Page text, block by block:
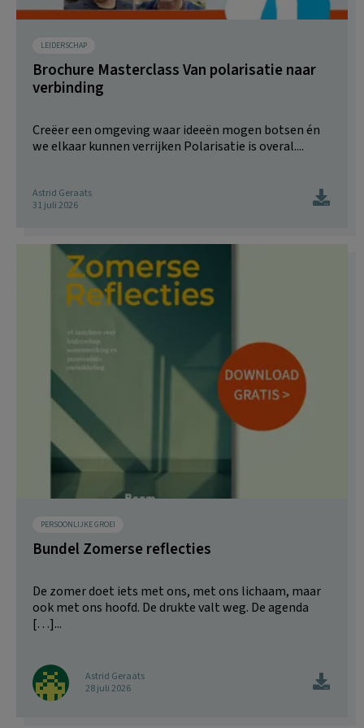
LEIDERSCHAP
Brochure Masterclass Van polarisatie naar
verbinding
Creëer een omgeving waar ideeën mogen botsen én
we elkaar kunnen verrijken Polarisatie is overal....
Astrid Geraats
31 juli 2026
PERSOONLIJKE GROEI
Bundel Zomerse reflecties
De zomer doet iets met ons, met ons lichaam, maar
ook met ons hoofd. De drukte valt weg. De agenda
[…]...
Astrid Geraats
28 juli 2026